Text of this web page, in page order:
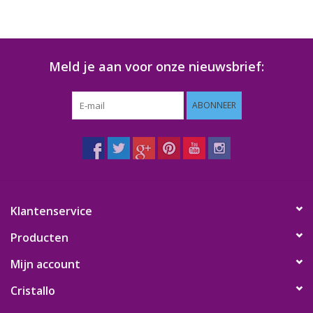
Meld je aan voor onze nieuwsbrief:
ABONNEER
Klantenservice
Producten
Mijn account
Cristallo